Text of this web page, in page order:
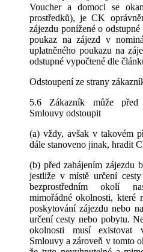
Voucher a domoci se
prostředků), je CK
zájezdu ponížené o
poukaz na zájezd v
uplatněného poukazu na
odstupné vypočtené dle
Odstoupení ze strany
5.6 Zákazník může před
Smlouvy odstoupit
(a) vždy, avšak v takovém
dále stanoveno jinak, hradit
(b) před zahájením zájezdu
jestliže v místě určení
bezprostředním okolí
mimořádné okolnosti, které
poskytování zájezdu nebo
určení cesty nebo pobytu.
okolnosti musí existovat
Smlouvy a zároveň v tomto